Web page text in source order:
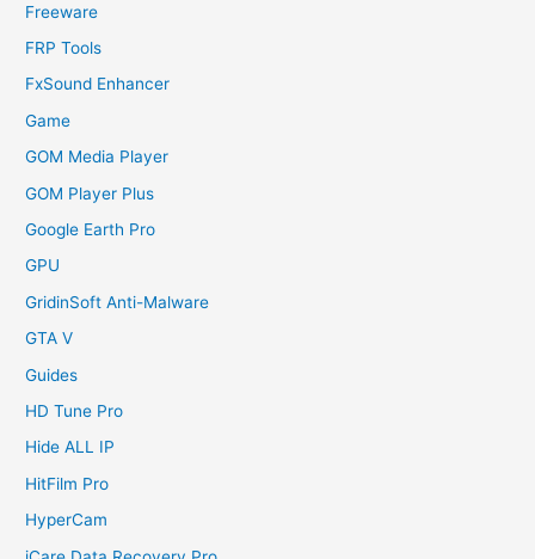
Freeware
FRP Tools
FxSound Enhancer
Game
GOM Media Player
GOM Player Plus
Google Earth Pro
GPU
GridinSoft Anti-Malware
GTA V
Guides
HD Tune Pro
Hide ALL IP
HitFilm Pro
HyperCam